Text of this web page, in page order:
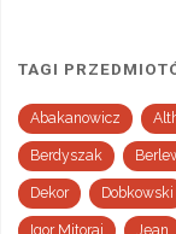
TAGI
Abakanowicz
Berdyszak
Dekor Dobkowski
Igor Mitoraj Jean